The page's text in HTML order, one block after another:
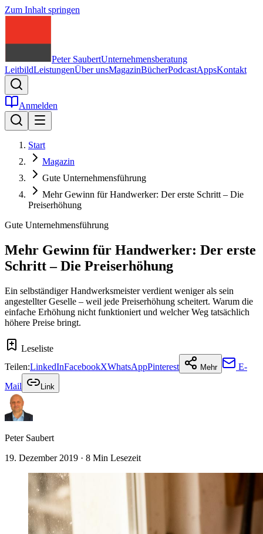
Zum Inhalt springen
Peter SaubertUnternehmensberatung
LeitbildLeistungenÜber unsMagazinBücherPodcastAppsKontakt
Anmelden
Start
Magazin
Gute Unternehmensführung
Mehr Gewinn für Handwerker: Der erste Schritt – Die
Preiserhöhung
Gute Unternehmensführung
Mehr Gewinn für Handwerker: Der erste
Schritt – Die Preiserhöhung
Ein selbständiger Handwerksmeister verdient weniger als sein
angestellter Geselle – weil jede Preiserhöhung scheitert. Warum die
einfache Erhöhung nicht funktioniert und welcher Weg tatsächlich
höhere Preise bringt.
Leseliste
Teilen:LinkedInFacebookXWhatsAppPinterest Mehr
E-
Mail
Link
Peter Saubert
19. Dezember 2019 · 8 Min Lesezeit